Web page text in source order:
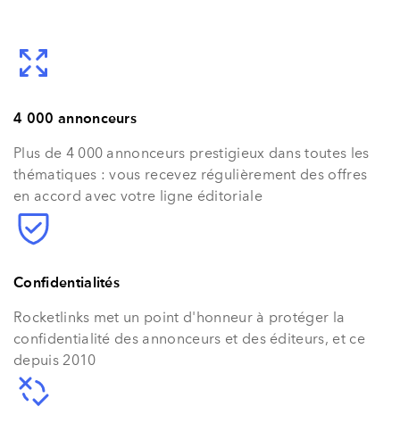
4 000 annonceurs
Plus de 4 000 annonceurs prestigieux dans toutes les
thématiques : vous recevez régulièrement des offres
en accord avec votre ligne éditoriale
Confidentialités
Rocketlinks met un point d'honneur à protéger la
confidentialité des annonceurs et des éditeurs, et ce
depuis 2010